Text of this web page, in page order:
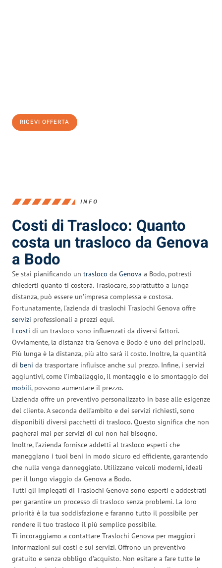
RICEVI OFFERTA
INFO
Costi di Trasloco: Quanto
costa un trasloco da Genova
a Bodo
Se stai pianificando un trasloco da Genova a Bodo, potresti
chiederti quanto ti costerà. Traslocare, soprattutto a lunga
distanza, può essere un’impresa complessa e costosa.
Fortunatamente, l’azienda di traslochi Traslochi Genova offre
servizi professionali a prezzi equi.
I costi di un trasloco sono influenzati da diversi fattori.
Ovviamente, la distanza tra Genova e Bodo è uno dei principali.
Più lunga è la distanza, più alto sarà il costo. Inoltre, la quantità
di beni da trasportare influisce anche sul prezzo. Infine, i servizi
aggiuntivi, come l’imballaggio, il montaggio e lo smontaggio dei
mobili, possono aumentare il prezzo.
L’azienda offre un preventivo personalizzato in base alle esigenze
del cliente. A seconda dell’ambito e dei servizi richiesti, sono
disponibili diversi pacchetti di trasloco. Questo significa che non
pagherai mai per servizi di cui non hai bisogno.
Inoltre, l’azienda fornisce addetti al trasloco esperti che
maneggiano i tuoi beni in modo sicuro ed efficiente, garantendo
che nulla venga danneggiato. Utilizzano veicoli moderni, ideali
per il lungo viaggio da Genova a Bodo.
Tutti gli impiegati di Traslochi Genova sono esperti e addestrati
per garantire un processo di trasloco senza problemi. La loro
priorità è la tua soddisfazione e faranno tutto il possibile per
rendere il tuo trasloco il più semplice possibile.
Ti incoraggiamo a contattare Traslochi Genova per maggiori
informazioni sui costi e sui servizi. Offrono un preventivo
gratuito e senza obbligo d’acquisto. Non esitare a fare tutte le